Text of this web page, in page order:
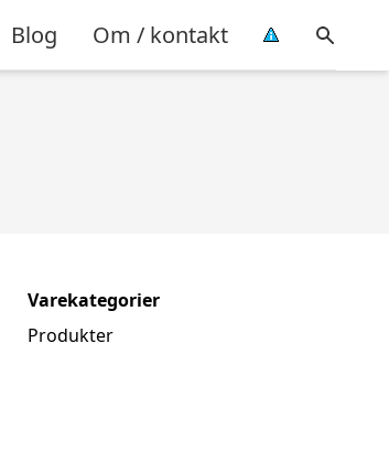
Blog Om / kontakt
Varekategorier
Produkter